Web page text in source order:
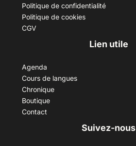
Politique de confidentialité
Politique de cookies
CGV
Lien utile
Agenda
Cours de langues
Chronique
Boutique
Contact
Suivez-nous